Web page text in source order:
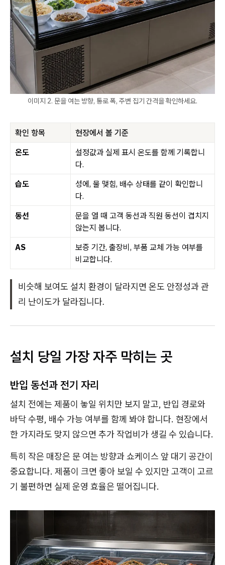
이미지 2. 문을 여는 방향, 통로 폭, 주변 집기 간격을 확인하세요.
확인 항목
현장에서 볼 기준
온도
설정값과 실제 표시 온도를 함께 기록합니
다.
습도
성에, 물 맺힘, 배수 상태를 같이 확인합니
다.
동선
문을 열 때 고객 동선과 직원 동선이 겹치지
않는지 봅니다.
AS
보증 기간, 출장비, 부품 교체 가능 여부를
비교합니다.
비슷해 보여도 설치 환경이 달라지면 온도 안정성과 관
리 난이도가 달라집니다.
설치 당일 가장 자주 막히는 곳
반입 동선과 전기 자리
설치 전에는 제품이 놓일 위치만 보지 말고, 반입 경로와
바닥 수평, 배수 가능 여부를 함께 봐야 합니다. 현장에서
한 가지라도 맞지 않으면 추가 작업비가 생길 수 있습니다.
특히 작은 매장은 문 여는 방향과 쇼케이스 앞 대기 공간이
중요합니다. 제품이 크면 좋아 보일 수 있지만 고객이 고르
기 불편하면 실제 운영 효율은 떨어집니다.